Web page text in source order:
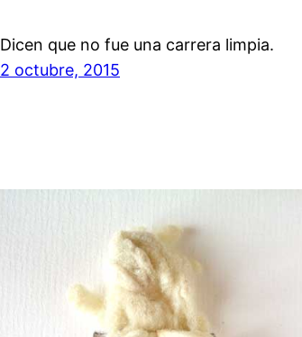
Dicen que no fue una carrera limpia.
2 octubre, 2015